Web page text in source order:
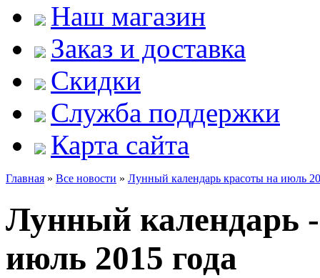
Наш магазин
Заказ и доставка
Скидки
Служба поддержки
Карта сайта
Главная » Все новости » Лунный календарь красоты на июль
Лунный календарь
июль 2015 года